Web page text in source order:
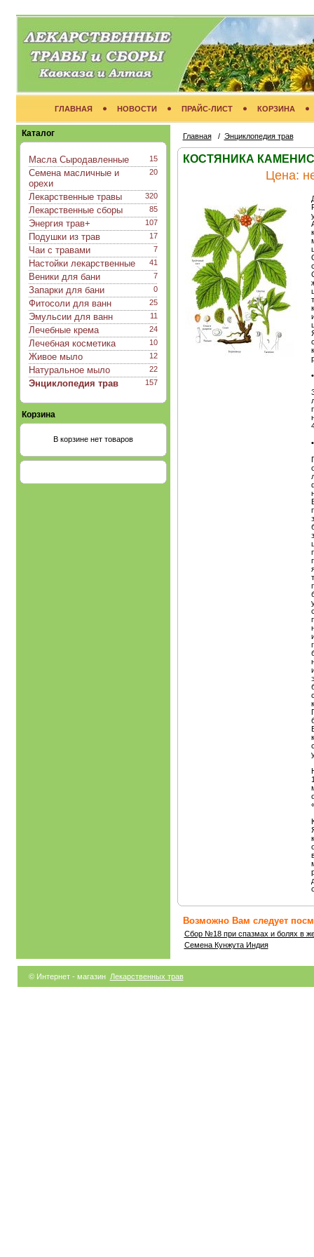
ГЛАВНАЯ НОВОСТИ ПРАЙС-ЛИСТ КОРЗИНА
Каталог
15
Масла Сыродавленные
20
Семена масличные и
орехи
320
Лекарственные травы
85
Лекарственные сборы
107
Энергия трав+
17
Подушки из трав
7
Чаи с травами
41
Настойки лекарственные
7
Веники для бани
0
Запарки для бани
25
Фитосоли для ванн
11
Эмульсии для ванн
24
Лечебные крема
10
Лечебная косметика
12
Живое мыло
22
Натуральное мыло
157
Энциклопедия трав
Корзина
В корзине нет товаров
Главная/ Энциклопедия трав
КОСТЯНИКА
Цена:
Возможно Вам следует
Сбор №18 при спазмах и болях в
Семена Кунжута Индия
© Интернет - магазин Лекарственных трав